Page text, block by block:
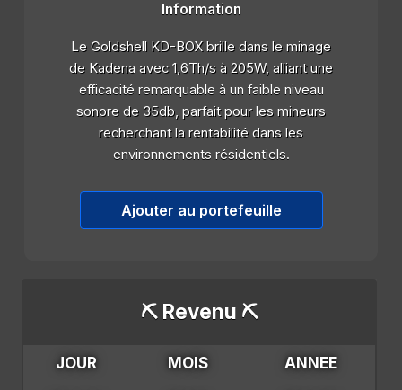
Information
Le Goldshell KD-BOX brille dans le minage
de Kadena avec 1,6Th/s à 205W, alliant une
efficacité remarquable à un faible niveau
sonore de 35db, parfait pour les mineurs
recherchant la rentabilité dans les
environnements résidentiels.
Ajouter au portefeuille
⛏️ Revenu ⛏️
JOUR MOIS ANNEE